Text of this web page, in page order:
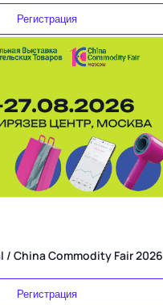
Регистрация
/ China Commodity Fair 2026
Регистрация